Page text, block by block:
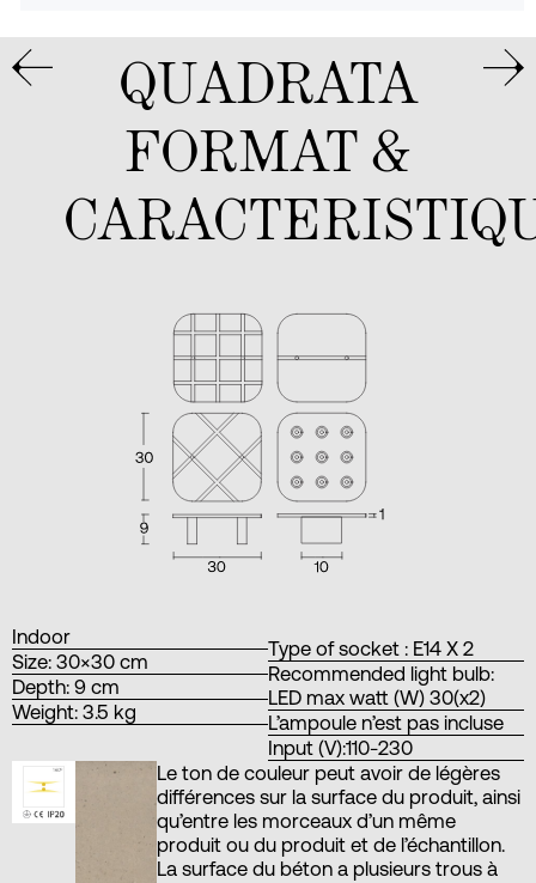
QUADRATA
FORMAT &
Indoor
Size: 30×30 cm
Depth: 9 cm
Weight: 3.5 kg
Type of socket : E14 X 2
Recommended light bulb:
LED max watt (W) 30(x2)
L’ampoule n’est pas incluse
Input (V):110-230
Le ton de couleur peut avoir de légères
différences sur la surface du produit, ainsi
qu’entre les morceaux d’un même
produit ou du produit et de l’échantillon.
La surface du béton a plusieurs trous à